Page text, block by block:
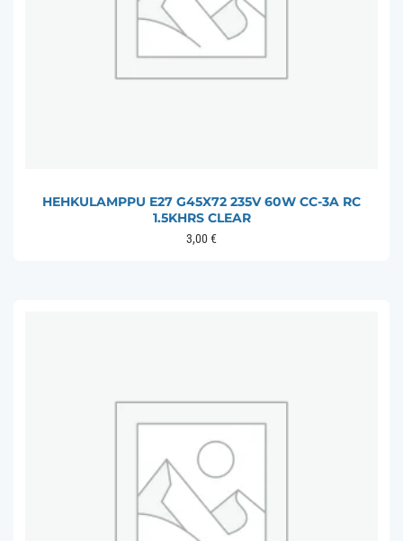
HEHKULAMPPU E27 G45X72 235V 60W CC-3A RC
1.5KHRS CLEAR
3,00€